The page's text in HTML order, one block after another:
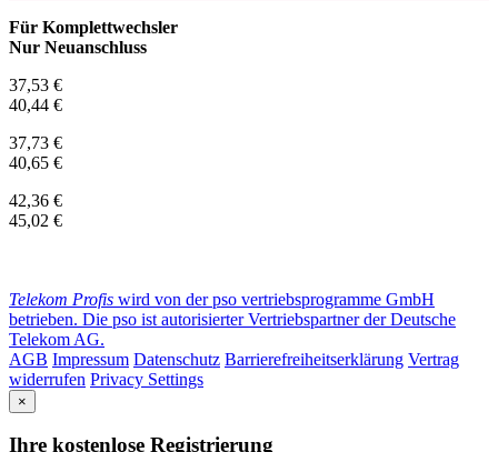
Für Komplettwechsler
Nur Neuanschluss
37,53 €
40,44 €
37,73 €
40,65 €
42,36 €
45,02 €
Telekom Profis wird von der pso vertriebsprogramme GmbH
betrieben. Die pso ist autorisierter Vertriebspartner der Deutsche
Telekom AG.
AGB Impressum Datenschutz Barrierefreiheitserklärung Vertrag
widerrufen Privacy Settings
×
Ihre kostenlose Registrierung